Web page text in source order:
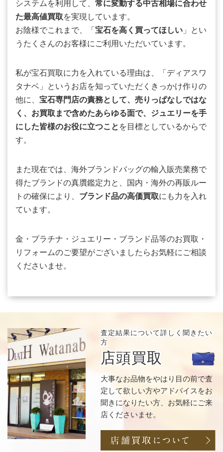
システムを利用して、 常に変動する中古相場に合わせ
た最高値買取を実現しています。
お陰様でこれまで、「 宝石を高く買ってほしい 」とい
うたくさんのお客様にご利用いただいています。
私が宝石買取に力を入れている理由は、「ディアスワ
タナベ」というお店を知っていただくきっかけ作りの
他に、 宝石専門店の責務として、売りっぱなしではな
く、お買取まで含めたあらゆる面で、ジュエリーを手
にした皆様のお役に立つこと を目標としているからで
す。
また現在では、海外ブランドバッグの輸入販売業務で
得たブランドの真贋鑑定力と、国内・海外の再販ルー
トの確保により、 ブランド品の高価買取にも力を入れ
ています。
金・プラチナ・ジュエリー・ブランド品等のお買取・
リフォームのご要望がございましたらお気軽にご相談
くださいませ。
査定結果について詳しく聞きたい
方
店頭買取
大事なお品物をやはり目の前で査
定して欲しい方やアドバイスをお
聞きになりたい方、お気軽にご来
店くださいませ。